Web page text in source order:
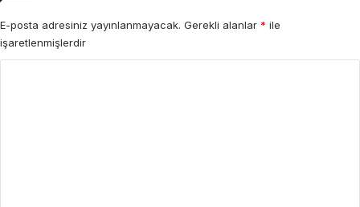
E-posta adresiniz yayınlanmayacak. Gerekli alanlar * ile
işaretlenmişlerdir